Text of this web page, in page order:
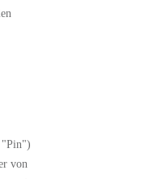
"Pin")
von